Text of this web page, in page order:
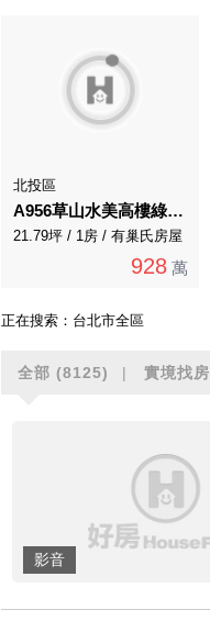
北投區
A956草山水美高樓綠景溫泉宅
21.79坪 / 1房 / 有巢氏房屋
928 萬
正在搜索： 台北市全區
全部 (8125) 實境找房